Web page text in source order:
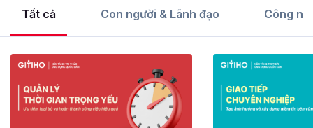
Tất cả Con người & Lãnh đạo Công